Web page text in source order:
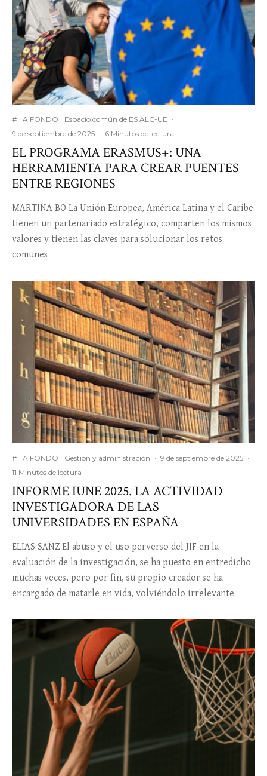
# A FONDO Espacio común de ES ALC-UE ·
9 de septiembre de 2025 · 6 Minutos de lectura
EL PROGRAMA ERASMUS+: UNA
HERRAMIENTA PARA CREAR PUENTES
ENTRE REGIONES
MARTINA BO La Unión Europea, América Latina y el Caribe
tienen un partenariado estratégico, comparten los mismos
valores y tienen las claves para solucionar los retos
comunes
# A FONDO Gestión y administración · 9 de septiembre de 2025 ·
11 Minutos de lectura
INFORME IUNE 2025. LA ACTIVIDAD
INVESTIGADORA DE LAS
UNIVERSIDADES EN ESPAÑA
ELIAS SANZ El abuso y el uso perverso del JIF en la
evaluación de la investigación, se ha puesto en entredicho
muchas veces, pero por fin, su propio creador se ha
encargado de matarle en vida, volviéndolo irrelevante